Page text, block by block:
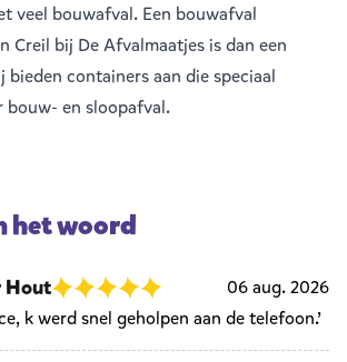
veel bouwafval. Een bouwafval
Creil bij De Afvalmaatjes is dan een
bieden containers aan die speciaal
bouw- en sloopafval.
het woord
Hout
06 aug. 2026
k werd snel geholpen aan de telefoon.’